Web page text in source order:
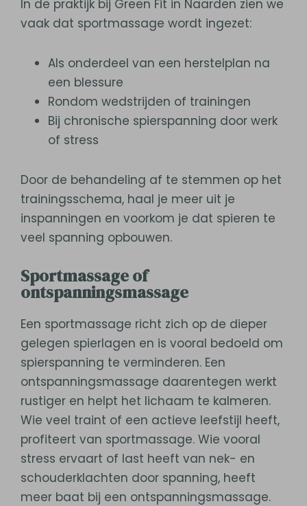
In de praktijk bij Green Fit in Naarden zien we
vaak dat sportmassage wordt ingezet:
Als onderdeel van een herstelplan na
een blessure
Rondom wedstrijden of trainingen
Bij chronische spierspanning door werk
of stress
Door de behandeling af te stemmen op het
trainingsschema, haal je meer uit je
inspanningen en voorkom je dat spieren te
veel spanning opbouwen.
Sportmassage of
ontspanningsmassage
Een sportmassage richt zich op de dieper
gelegen spierlagen en is vooral bedoeld om
spierspanning te verminderen. Een
ontspanningsmassage daarentegen werkt
rustiger en helpt het lichaam te kalmeren.
Wie veel traint of een actieve leefstijl heeft,
profiteert van sportmassage. Wie vooral
stress ervaart of last heeft van nek- en
schouderklachten door spanning, heeft
meer baat bij een ontspanningsmassage.